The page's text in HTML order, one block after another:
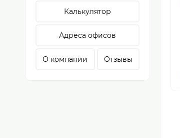
Калькулятор
Адреса офисов
О компании Отзывы